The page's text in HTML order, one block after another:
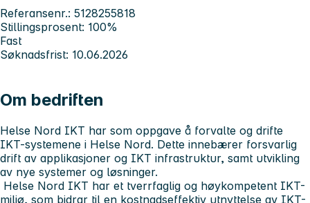
Referansenr.: 5128255818
Stillingsprosent: 100%
Fast
Søknadsfrist: 10.06.2026
Om bedriften
Helse Nord IKT har som oppgave å forvalte og drifte
IKT-systemene i Helse Nord. Dette innebærer forsvarlig
drift av applikasjoner og IKT infrastruktur, samt utvikling
av nye systemer og løsninger.
Helse Nord IKT har et tverrfaglig og høykompetent IKT-
miljø, som bidrar til en kostnadseffektiv utnyttelse av IKT-